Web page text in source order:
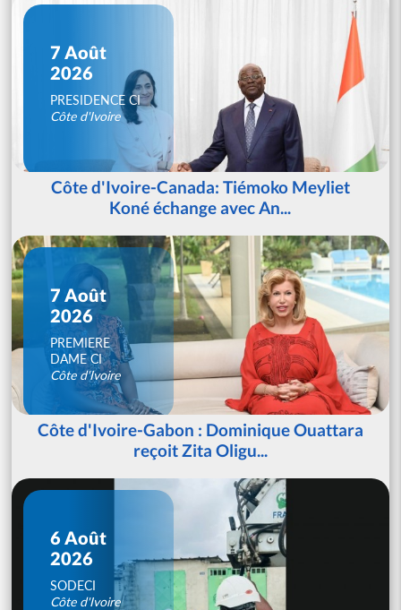
7 Août
2026
PRESIDENCE CI
Côte d'Ivoire
Côte d'Ivoire-Canada: Tiémoko Meyliet
Koné échange avec An...
7 Août
2026
PREMIERE
DAME CI
Côte d'Ivoire
Côte d'Ivoire-Gabon : Dominique Ouattara
reçoit Zita Oligu...
6 Août
2026
SODECI
Côte d'Ivoire